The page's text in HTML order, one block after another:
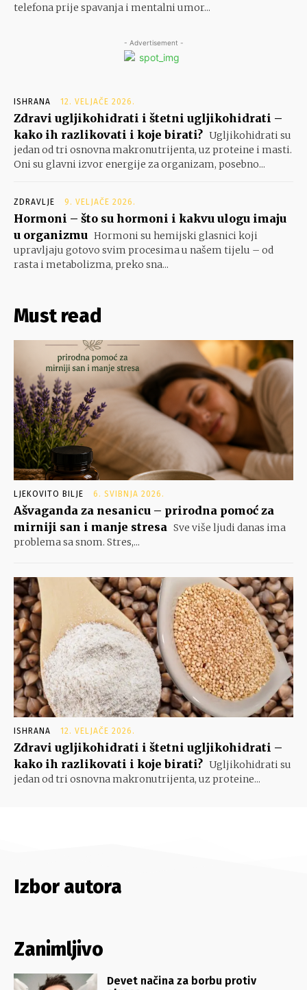
telefona prije spavanja i mentalni umor...
- Advertisement -
ISHRANA 12. VELJAČE 2026.
Zdravi ugljikohidrati i štetni ugljikohidrati –
kako ih razlikovati i koje birati? Ugljikohidrati su
jedan od tri osnovna makronutrijenta, uz proteine i masti.
Oni su glavni izvor energije za organizam, posebno...
ZDRAVLJE 9. VELJAČE 2026.
Hormoni – što su hormoni i kakvu ulogu imaju
u organizmu Hormoni su hemijski glasnici koji
upravljaju gotovo svim procesima u našem tijelu – od
rasta i metabolizma, preko sna...
Must read
LJEKOVITO BILJE 6. SVIBNJA 2026.
Ašvaganda za nesanicu – prirodna pomoć za
mirniji san i manje stresa Sve više ljudi danas ima
problema sa snom. Stres,...
ISHRANA 12. VELJAČE 2026.
Zdravi ugljikohidrati i štetni ugljikohidrati –
kako ih razlikovati i koje birati? Ugljikohidrati su
jedan od tri osnovna makronutrijenta, uz proteine...
Izbor autora
Zanimljivo
Devet načina za borbu protiv